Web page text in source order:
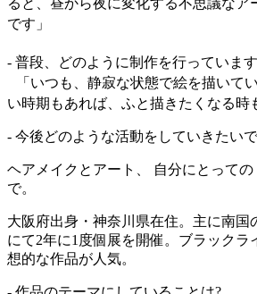
です」
- 普段、どのように制作を行っていま
「いつも、静寂な状態で絵を描いて
い時期もあれば、ふと描きたくなる時
- 今後どのような活動をしていきたい
ヘアメイクとアート、 自分にとって
で。
大阪府出身・神奈川県在住。主に南国
にて2年に1度個展を開催。ブラックラ
想的な作品が人気。